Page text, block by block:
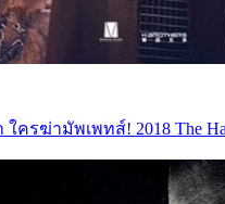
ครฆ่ามัพเพทส์! 2018 The